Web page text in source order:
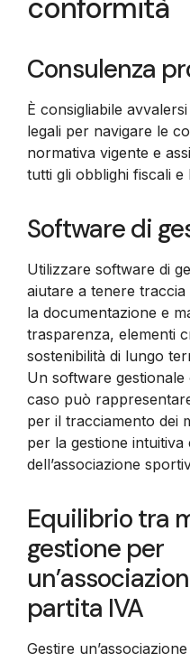
conformità
Consulenza
È consigliabile
legali per navigare le
normativa vigente e
tutti gli obblighi fiscali e
Software di
Utilizzare software di
aiutare a tenere
la documentazione e
trasparenza, elementi
sostenibilità di lungo
Un software
caso può
per il tracciamento dei
per la gestione intuitiva
dell’associazione
Equilibrio tra
gestione per
partita IVA
Gestire